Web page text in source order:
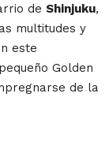
de Shinjuku,
multitudes y
este
Golden
de la